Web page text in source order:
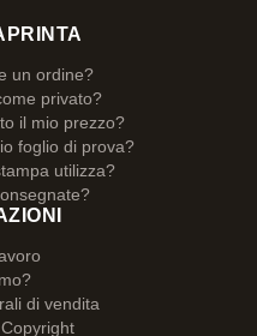
un ordine?
privato?
il mio prezzo?
foglio di prova?
utilizza?
di vendita